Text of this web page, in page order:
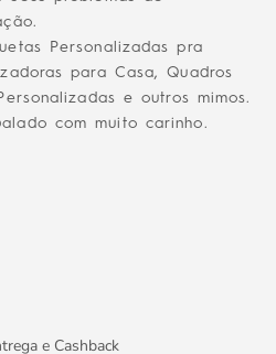
Personalizadas pra
para Casa, Quadros
e outros mimos.
com muito carinho.
e Cashback